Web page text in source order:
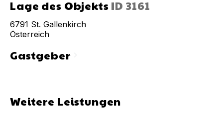
Lage des Objekts ID3161
6791 St. Gallenkirch
Österreich
Gastgeberchevron_right
Weitere Leistungen